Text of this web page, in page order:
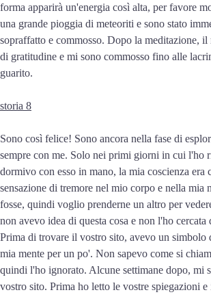
forma apparirà un'energia così alta, per favore
una grande pioggia di meteoriti e sono stato
sopraffatto e commosso. Dopo la meditazione,
di gratitudine e mi sono commosso fino alle
guarito.
storia 8
Sono così felice! Sono ancora nella fase di
sempre con me. Solo nei primi giorni in cui l'ho
dormivo con esso in mano, la mia coscienza era
sensazione di tremore nel mio corpo e nella mia
fosse, quindi voglio prenderne un altro per
non avevo idea di questa cosa e non l'ho cercata
Prima di trovare il vostro sito, avevo un
mia mente per un po'. Non sapevo come si
quindi l'ho ignorato. Alcune settimane dopo, mi
vostro sito. Prima ho letto le vostre spiegazioni